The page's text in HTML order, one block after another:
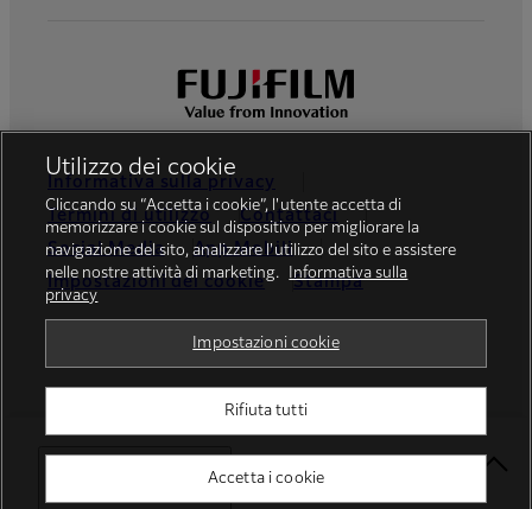
Select Your Location
Informativa sulla privacy
Termini di utilizzo
Contattaci
Social Media
App Mobili
Impostazioni dei cookie
Stampa
© FUJIFILM Europe GmbH
Utilizzo dei cookie
Cliccando su “Accetta i cookie”, l'utente accetta di
memorizzare i cookie sul dispositivo per migliorare la
navigazione del sito, analizzare l'utilizzo del sito e assistere
nelle nostre attività di marketing.
Informativa sulla
privacy
Impostazioni cookie
Rifiuta tutti
Accetta i cookie